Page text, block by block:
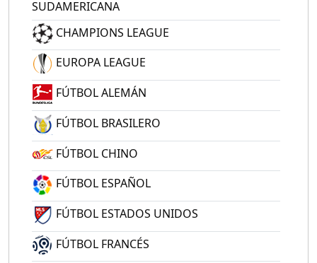
SUDAMERICANA
CHAMPIONS LEAGUE
EUROPA LEAGUE
FÚTBOL ALEMÁN
FÚTBOL BRASILERO
FÚTBOL CHINO
FÚTBOL ESPAÑOL
FÚTBOL ESTADOS UNIDOS
FÚTBOL FRANCÉS